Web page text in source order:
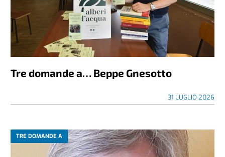
Tre domande a… Beppe Gnesotto
31 LUGLIO 2026
TRE DOMANDE A